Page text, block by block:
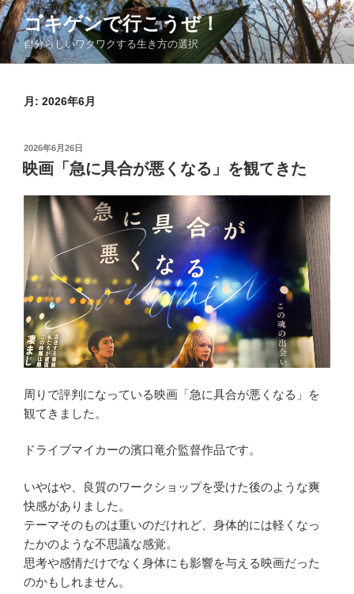
コ
ン
テ
ン
ゴキゲンで行こうぜ！
自分らしいワクワクする生き方の選択
月: 2026年6月
投
稿
日:
2026年6月26日
映画「急に具合が悪くなる」を観てきた
周りで評判になっている映画「急に具合が悪くなる」を
観てきました。
ドライブマイカーの濱口竜介監督作品です。
いやはや、良質のワークショップを受けた後のような爽
快感がありました。
テーマそのものは重いのだけれど、身体的には軽くなっ
たかのような不思議な感覚。
思考や感情だけでなく身体にも影響を与える映画だった
のかもしれません。